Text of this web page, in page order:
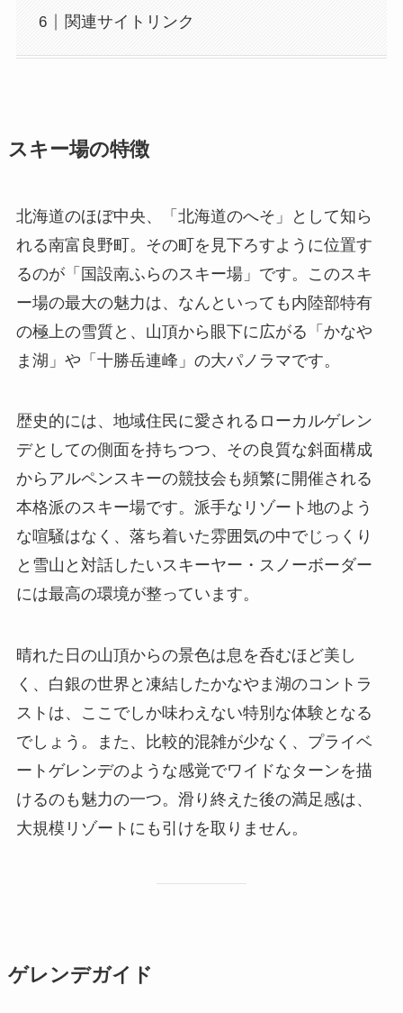
関連サイトリンク
スキー場の特徴
北海道のほぼ中央、「北海道のへそ」として知ら
れる南富良野町。その町を見下ろすように位置す
るのが「国設南ふらのスキー場」です。このスキ
ー場の最大の魅力は、なんといっても内陸部特有
の極上の雪質と、山頂から眼下に広がる「かなや
ま湖」や「十勝岳連峰」の大パノラマです。
歴史的には、地域住民に愛されるローカルゲレン
デとしての側面を持ちつつ、その良質な斜面構成
からアルペンスキーの競技会も頻繁に開催される
本格派のスキー場です。派手なリゾート地のよう
な喧騒はなく、落ち着いた雰囲気の中でじっくり
と雪山と対話したいスキーヤー・スノーボーダー
には最高の環境が整っています。
晴れた日の山頂からの景色は息を呑むほど美し
く、白銀の世界と凍結したかなやま湖のコントラ
ストは、ここでしか味わえない特別な体験となる
でしょう。また、比較的混雑が少なく、プライベ
ートゲレンデのような感覚でワイドなターンを描
けるのも魅力の一つ。滑り終えた後の満足感は、
大規模リゾートにも引けを取りません。
ゲレンデガイド